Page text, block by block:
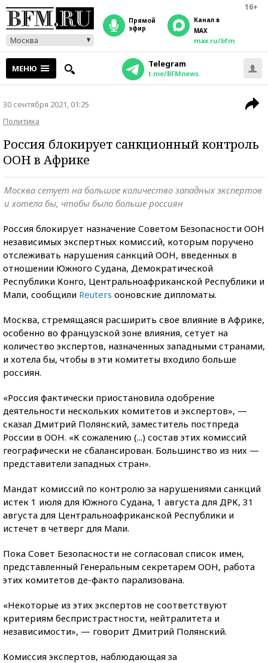
16+
Москва
прямой
эфир
Канал в
MAX
max.ru/bfm
МЕНЮ Telegram
t.me/BFMnews
30 сентября 2021, 01:25
Политика
Россия блокирует санкционный контроль
ООН в Африке
Москва сетует на большое количество западных экспертов
и хотела бы, чтобы было больше россиян
Россия блокирует назначение Советом Безопасности ООН
независимых экспертных комиссий, которым поручено
отслеживать нарушения санкций ООН, введенных в
отношении Южного Судана, Демократической
Республики Конго, Центральноафриканской Республики и
Мали, сообщили Reuters ооновские дипломаты.
Москва, стремящаяся расширить свое влияние в Африке,
особенно во французской зоне влияния, сетует на
количество экспертов, назначенных западными странами,
и хотела бы, чтобы в эти комитеты входило больше
россиян.
«Россия фактически приостановила одобрение
деятельности нескольких комитетов и экспертов», —
сказал Дмитрий Полянский, заместитель постпреда
России в ООН. «К сожалению (...) состав этих комиссий
географически не сбалансирован. Большинство из них —
представители западных стран».
Мандат комиссий по контролю за нарушениями санкций
истек 1 июля для Южного Судана, 1 августа для ДРК, 31
августа для Центральноафриканской Республики и
истечет в четверг для Мали.
Пока Совет Безопасности не согласовал список имен,
представленный Генеральным секретарем ООН, работа
этих комитетов де-факто парализована.
«Некоторые из этих экспертов не соответствуют
критериям беспристрастности, нейтралитета и
независимости», — говорит Дмитрий Полянский.
Комиссия экспертов, наблюдающая за